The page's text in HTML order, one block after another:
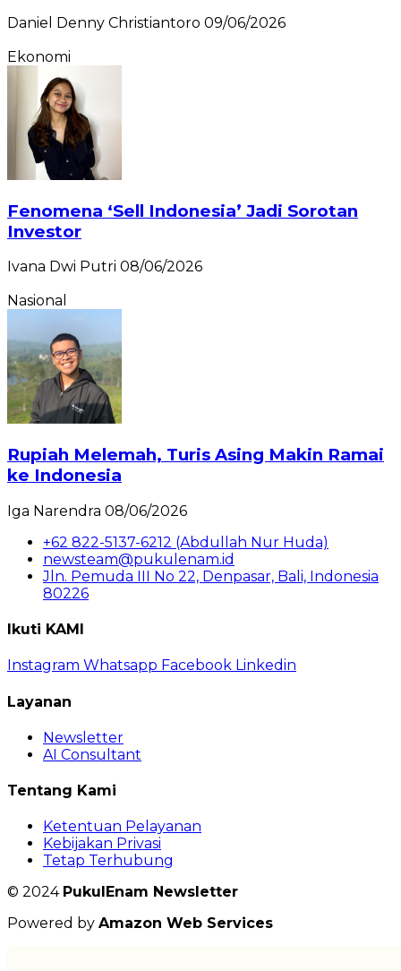
Daniel Denny Christiantoro 09/06/2026
Ekonomi
Fenomena ‘Sell Indonesia’ Jadi Sorotan
Investor
Ivana Dwi Putri 08/06/2026
Nasional
Rupiah Melemah, Turis Asing Makin Ramai
ke Indonesia
Iga Narendra 08/06/2026
+62 822-5137-6212 (Abdullah Nur Huda)
newsteam@pukulenam.id
Jln. Pemuda III No 22, Denpasar, Bali, Indonesia
80226
Ikuti KAMI
Instagram Whatsapp Facebook Linkedin
Layanan
Newsletter
AI Consultant
Tentang Kami
Ketentuan Pelayanan
Kebijakan Privasi
Tetap Terhubung
© 2024 PukulEnam Newsletter
Powered by Amazon Web Services